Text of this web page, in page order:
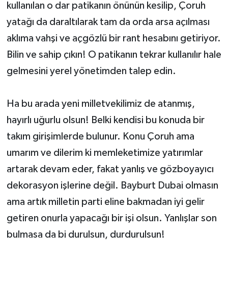
kullanılan o dar patikanın önünün kesilip, Çoruh
yatağı da daraltılarak tam da orda arsa açılması
aklıma vahşi ve açgözlü bir rant hesabını getiriyor.
Bilin ve sahip çıkın! O patikanın tekrar kullanılır hale
gelmesini yerel yönetimden talep edin.
Ha bu arada yeni milletvekilimiz de atanmış,
hayırlı uğurlu olsun! Belki kendisi bu konuda bir
takım girişimlerde bulunur. Konu Çoruh ama
umarım ve dilerim ki memleketimize yatırımlar
artarak devam eder, fakat yanlış ve gözboyayıcı
dekorasyon işlerine değil. Bayburt Dubai olmasın
ama artık milletin parti eline bakmadan iyi gelir
getiren onurla yapacağı bir işi olsun. Yanlışlar son
bulmasa da bi durulsun, durdurulsun!